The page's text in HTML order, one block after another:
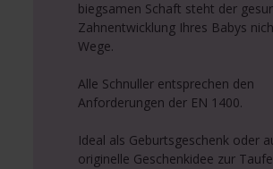
biegsamen Schaft steht der
Zahnentwicklung Ihres Babys
Wege.
Alle Schnuller entsprechen den
Anforderungen der EN 1400.
Ideal als Geburtsgeschenk oder
originelle Geschenkidee zur